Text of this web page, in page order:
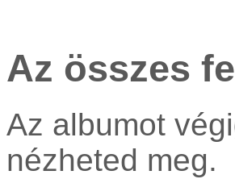
Az összes
Az albumot
nézheted meg.